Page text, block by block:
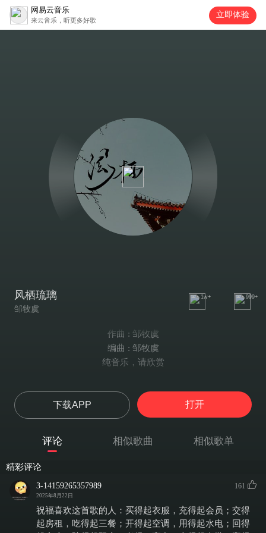
网易云音乐
来云音乐，听更多好歌
立即体验
风栖琉璃
邹牧虞
1w+ 999+
作曲 : 邹牧虞
编曲 : 邹牧虞
纯音乐，请欣赏
下载APP 打开
评论 相似歌曲 相似歌单
精彩评论
3-14159265357989
2025年8月22日
161
祝福喜欢这首歌的人：买得起衣服，充得起会员；交得
起房租，吃得起三餐；开得起空调，用得起水电；回得